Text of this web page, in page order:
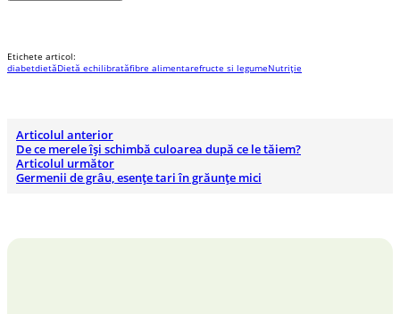
Etichete articol:
diabetdietăDietă echilibratăfibre alimentarefructe si legumeNutriție
Articolul anterior
De ce merele își schimbă culoarea după ce le tăiem?
Articolul următor
Germenii de grâu, esențe tari în grăunțe mici